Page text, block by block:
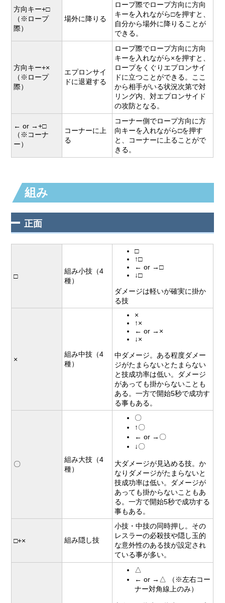
方向キー+□
（※ロープ
際）
場外に降りる
ロープ際でロープ方向に方向
キーを入れながら□を押すと、
自分から場外に降りることが
できる。
方向キー+×
（※ロープ
際）
エプロンサイ
ドに退避する
ロープ際でロープ方向に方向
キーを入れながら×を押すと、
ロープをくぐりエプロンサイ
ドに立つことができる。ここ
から相手がいる状況次第で対
リング内、対エプロンサイド
の攻防となる。
← or →+□
（※コーナ
ー）
コーナーに上
る
コーナー側でロープ方向に方
向キーを入れながら□を押す
と、コーナーに上ることがで
きる。
組み
正面
□
組み小技（4
種）
□
↑□
← or →□
↓□
ダメージは軽いが確実に掛か
る技
×
組み中技（4
種）
×
↑×
← or →×
↓×
中ダメージ。ある程度ダメー
ジがたまらないとたまらない
と技成功率は低い。ダメージ
があっても掛からないことも
ある。一方で開始5秒で成功す
る事もある。
〇
組み大技（4
種）
〇
↑〇
← or →〇
↓〇
大ダメージが見込める技。か
なりダメージがたまらないと
技成功率は低い。ダメージが
あっても掛からないこともあ
る。一方で開始5秒で成功する
事もある。
□+× 組み隠し技
小技・中技の同時押し。その
レスラーの必殺技や隠し玉的
な意外性のある技が設定され
ている事が多い。
△
← or →△ （※左右コー
ナー対角線上のみ）